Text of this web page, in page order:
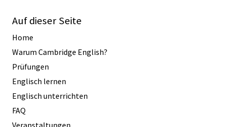
Auf dieser Seite
Home
Warum Cambridge English?
Prüfungen
Englisch lernen
Englisch unterrichten
FAQ